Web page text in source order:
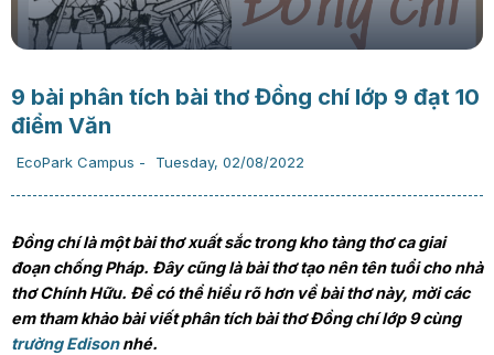
9 bài phân tích bài thơ Đồng chí lớp 9 đạt 10
điểm Văn
EcoPark Campus - Tuesday, 02/08/2022
Đồng chí là một bài thơ xuất sắc trong kho tàng thơ ca giai
đoạn chống Pháp. Đây cũng là bài thơ tạo nên tên tuổi cho nhà
thơ Chính Hữu. Để có thể hiểu rõ hơn về bài thơ này, mời các
em tham khảo bài viết phân tích bài thơ Đồng chí lớp 9 cùng
trường Edisonnhé.